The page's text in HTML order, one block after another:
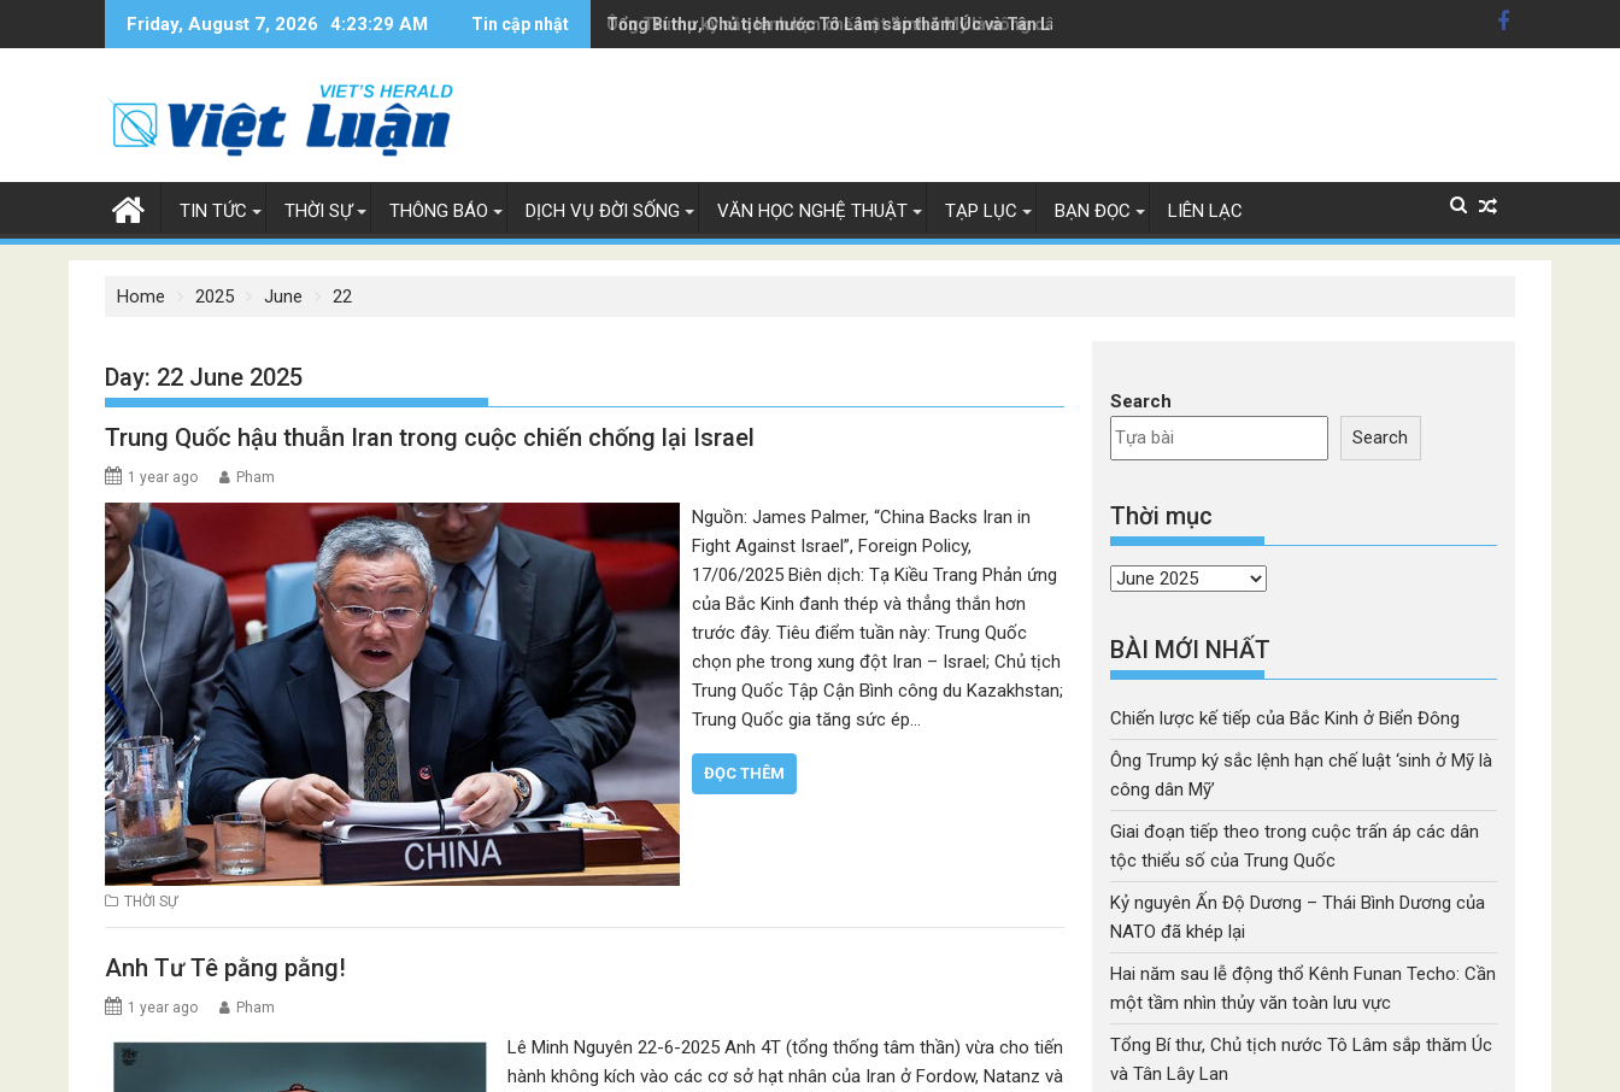
Friday, August 7, 2026 4:23:30 AM Tin cập nhật Ông Trump ký sắc lệnh hạn chế luật 'sinh ở Mỹ là công dân Mỹ'
Tổng Bí thư, Chủ tịch nước Tô Lâm sắp thăm Úc và Tân Lây Lan
TIN TỨC THỜI SỰ THÔNG BÁO DỊCH VỤ ĐỜI SỐNG VĂN HỌC NGHỆ THUẬT TẠP LỤC BẠN ĐỌC LIÊN LẠC
Home 2025 June 22
Day: 22 June 2025
Trung Quốc hậu thuẫn Iran trong cuộc chiến chống lại Israel
1 year ago Pham
Nguồn: James Palmer, “China Backs Iran in
Fight Against Israel”, Foreign Policy,
17/06/2025 Biên dịch: Tạ Kiều Trang Phản ứng
của Bắc Kinh đanh thép và thẳng thắn hơn
trước đây. Tiêu điểm tuần này: Trung Quốc
chọn phe trong xung đột Iran – Israel; Chủ tịch
Trung Quốc Tập Cận Bình công du Kazakhstan;
Trung Quốc gia tăng sức ép…
ĐỌC THÊM
THỜI SỰ
Anh Tư Tê pằng pằng!
1 year ago Pham
Lê Minh Nguyên 22-6-2025 Anh 4T (tổng thống tâm thần) vừa cho tiến
hành không kích vào các cơ sở hạt nhân của Iran ở Fordow, Natanz và
Search
Search
Thời mục
Thời
BÀI MỚI NHẤT
Chiến lược kế tiếp của Bắc Kinh ở Biển Đông
Ông Trump ký sắc lệnh hạn chế luật ‘sinh ở Mỹ là
công dân Mỹ’
Giai đoạn tiếp theo trong cuộc trấn áp các dân
tộc thiểu số của Trung Quốc
Kỷ nguyên Ấn Độ Dương – Thái Bình Dương của
NATO đã khép lại
Hai năm sau lễ động thổ Kênh Funan Techo: Cần
một tầm nhìn thủy văn toàn lưu vực
Tổng Bí thư, Chủ tịch nước Tô Lâm sắp thăm Úc
và Tân Lây Lan